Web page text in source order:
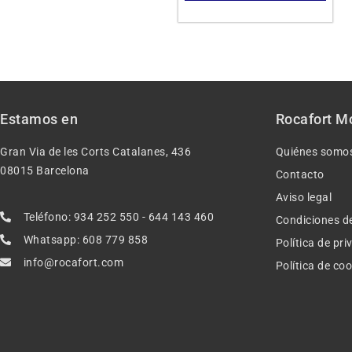
Estamos en
Gran Via de les Corts Catalanes, 436
08015 Barcelona
Teléfono: 934 252 550 - 644 143 460
Whatsapp: 608 779 858
info@rocafort.com
Rocafort
Quiénes
Contacto
Aviso legal
Condiciones
Política de
Política de